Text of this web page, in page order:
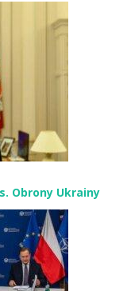
Obrony Ukrainy